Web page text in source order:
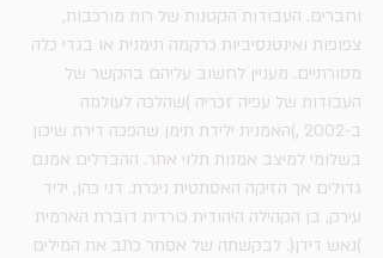
וחברים. העבודות הקטנות של רות מורכבות,
צפופות ואינטנסיביות כרקמה תימנית או בגדי כלה
מסורתיים. מעניין לחשוב עליהם בהקשר של
העבודות של עפיה זכריה )שהלכה לעולמה
ב-2002 ,)האמנית ילידת תימן שהפכה דירת שיכון
בשלומי למיצב אמנות תלוי אתר. ההבדלים אמנם
גדולים אך הזיקה האסתטית ניכרת. דני כהן, יליד
עירק, בן הקהילה היהודית כורדית דוברת הארמית
)נאש דידן(. לבקשתה של אסתר כתב את המילים